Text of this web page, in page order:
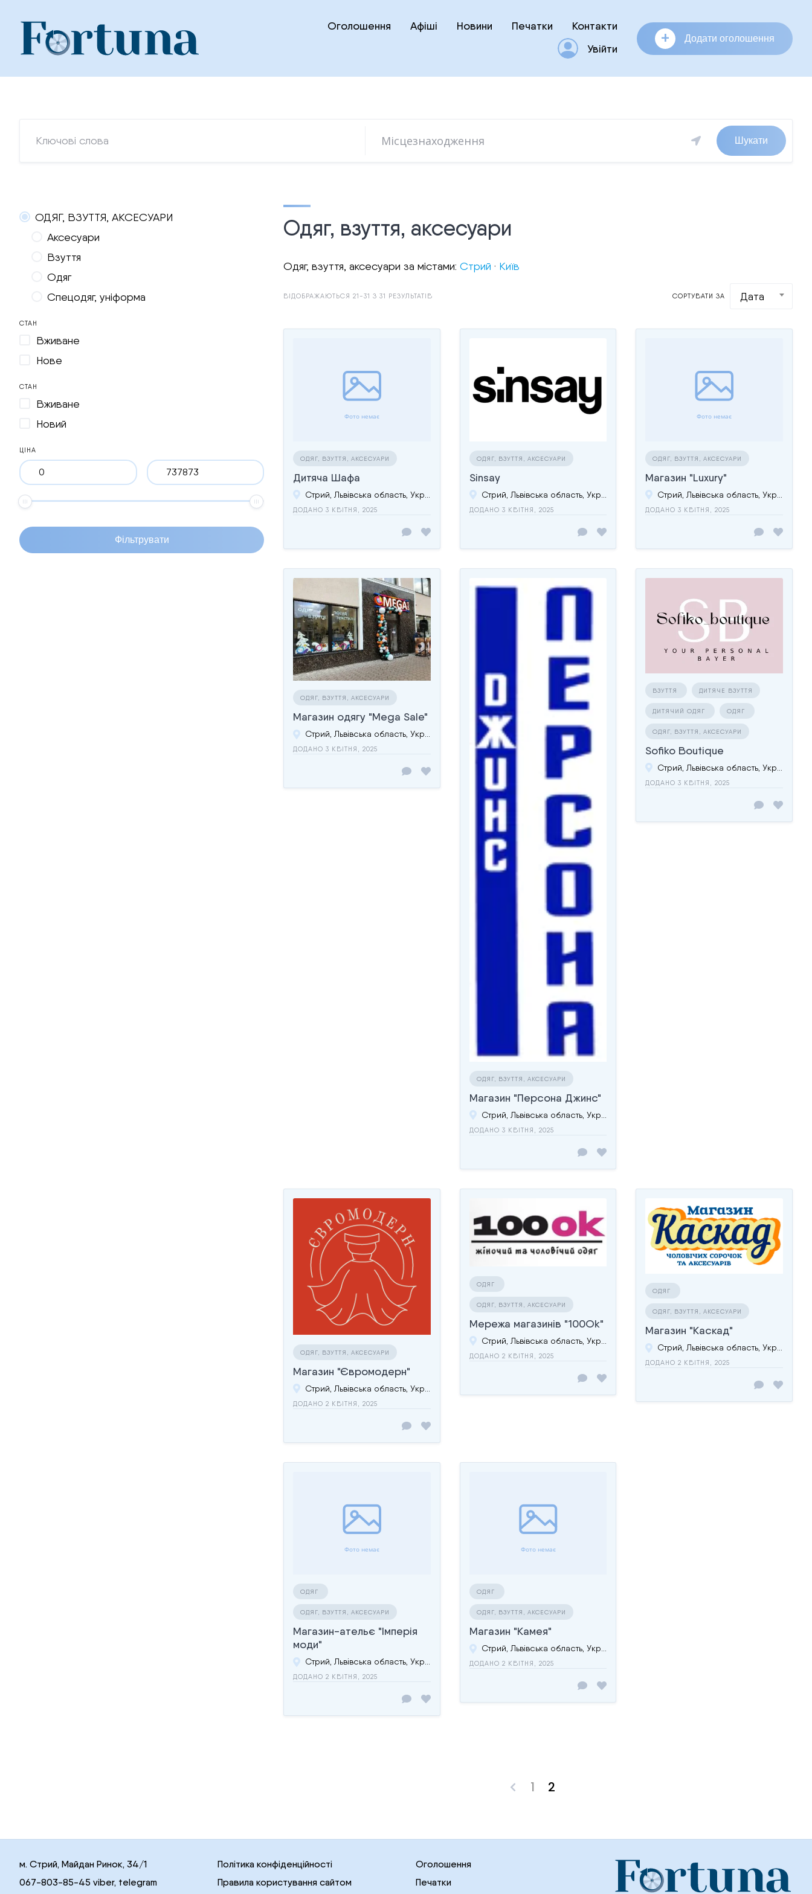
content
Оголошення Афіші Новини Печатки
Контакти
Увійти
+ Додати оголошення
Шукати
ОДЯГ, ВЗУТТЯ, АКСЕСУАРИ
Аксесуари
Взуття
Одяг
Спецодяг, уніформа
СТАН
Вживане
Нове
СТАН
Вживане
Новий
ЦІНА
Фільтрувати
Одяг, взуття, аксесуари
Одяг, взуття, аксесуари за містами:Стрий · Київ
ВІДОБРАЖАЮТЬСЯ 21-31 З 31 РЕЗУЛЬТАТІВ СОРТУВАТИ ЗА Дата
ОДЯГ, ВЗУТТЯ, АКСЕСУАРИ
Дитяча Шафа
ДОДАНО 3 КВІТНЯ, 2025
ОДЯГ, ВЗУТТЯ, АКСЕСУАРИ
Sinsay
ДОДАНО 3 КВІТНЯ, 2025
ОДЯГ, ВЗУТТЯ, АКСЕСУАРИ
Магазин "Luxury"
ДОДАНО 3 КВІТНЯ, 2025
ОДЯГ, ВЗУТТЯ, АКСЕСУАРИ
Магазин одягу "Mega Sale"
Стрий, Львівська область, Україна
ДОДАНО 3 КВІТНЯ, 2025
ОДЯГ, ВЗУТТЯ, АКСЕСУАРИ
Магазин "Персона Джинс"
ДОДАНО 3 КВІТНЯ, 2025
ВЗУТТЯ ДИТЯЧЕ ВЗУТТЯ
ДИТЯЧИЙ ОДЯГ ОДЯГ
ОДЯГ, ВЗУТТЯ, АКСЕСУАРИ
Sofiko Boutique
ДОДАНО 3 КВІТНЯ, 2025
ОДЯГ, ВЗУТТЯ, АКСЕСУАРИ
Магазин "Євромодерн"
ДОДАНО 2 КВІТНЯ, 2025
ОДЯГ
ОДЯГ, ВЗУТТЯ, АКСЕСУАРИ
Мережа магазинів "100Ok"
ДОДАНО 2 КВІТНЯ, 2025
ОДЯГ
ОДЯГ, ВЗУТТЯ, АКСЕСУАРИ
Магазин "Каскад"
ДОДАНО 2 КВІТНЯ, 2025
ОДЯГ
ОДЯГ, ВЗУТТЯ, АКСЕСУАРИ
Магазин-ательє "Імперія
моди"
ДОДАНО 2 КВІТНЯ, 2025
ОДЯГ
ОДЯГ, ВЗУТТЯ, АКСЕСУАРИ
Магазин "Камея"
ДОДАНО 2 КВІТНЯ, 2025
Posts
1 2
м. Стрий, Майдан Ринок, 34/1
067-803-85-45 viber, telegram
Політика конфіденційності
Правила користування сайтом
Оголошення
Печатки